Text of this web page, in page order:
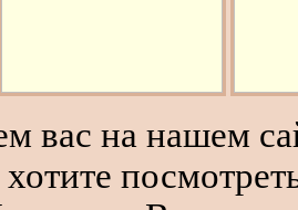
вас на нашем